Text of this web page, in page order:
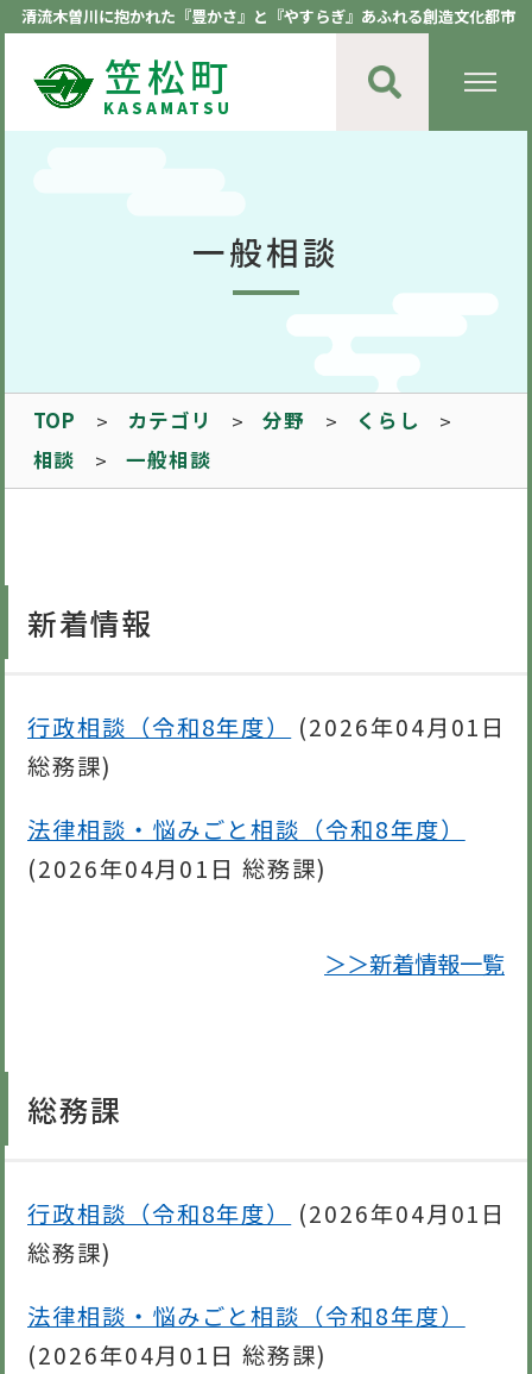
清流木曽川に抱かれた『豊かさ』と『やすらぎ』あふれる創造文化都市
笠松町
KASAMATSU
一般相談
TOP カテゴリ 分野
くらし
相談
一般相談
新着情報
行政相談（令和8年度） (2026年04月01日
総務課)
法律相談・悩みごと相談（令和8年度）
(2026年04月01日 総務課)
＞＞新着情報一覧
総務課
行政相談（令和8年度） (2026年04月01日
総務課)
法律相談・悩みごと相談（令和8年度）
(2026年04月01日 総務課)